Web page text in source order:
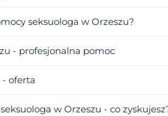
seksuologa w Orzeszu?
- profesjonalna pomoc
- oferta
w Orzeszu - co